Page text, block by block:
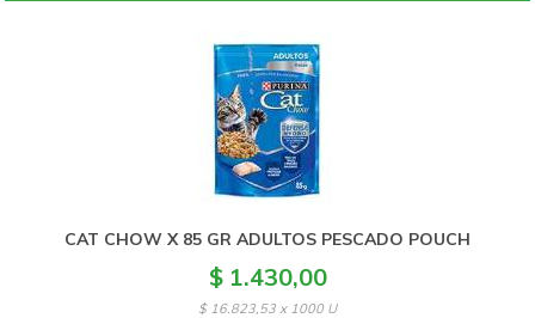
CAT CHOW X 85 GR ADULTOS PESCADO POUCH
$ 1.430,00
$ 16.823,53 x 1000 U